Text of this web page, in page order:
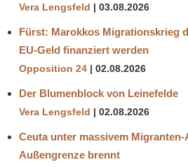
Vera Lengsfeld 03.08.2026
Fürst: Marokkos Migrationskrieg
EU-Geld finanziert werden
Opposition 24 02.08.2026
Der Blumenblock von Leinefelde
Vera Lengsfeld 02.08.2026
Ceuta unter massivem
Außengrenze brennt